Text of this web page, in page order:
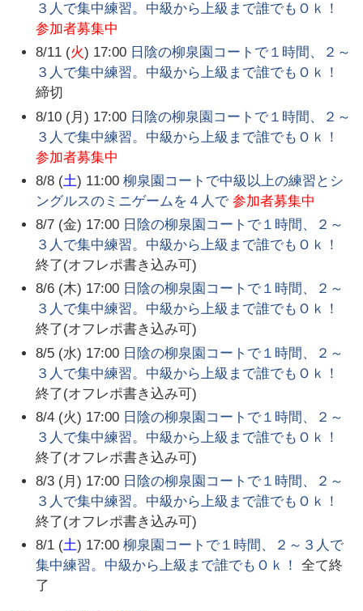
３人で集中練習。中級から上級まで誰でもＯｋ！
参加者募集中
8/11 (火) 17:00 日陰の柳泉園コートで１時間、２～
３人で集中練習。中級から上級まで誰でもＯｋ！
締切
8/10 (月) 17:00 日陰の柳泉園コートで１時間、２～
３人で集中練習。中級から上級まで誰でもＯｋ！
参加者募集中
8/8 (土) 11:00 柳泉園コートで中級以上の練習とシ
ングルスのミニゲームを４人で 参加者募集中
8/7 (金) 17:00 日陰の柳泉園コートで１時間、２～
３人で集中練習。中級から上級まで誰でもＯｋ！
終了(オフレポ書き込み可)
8/6 (木) 17:00 日陰の柳泉園コートで１時間、２～
３人で集中練習。中級から上級まで誰でもＯｋ！
終了(オフレポ書き込み可)
8/5 (水) 17:00 日陰の柳泉園コートで１時間、２～
３人で集中練習。中級から上級まで誰でもＯｋ！
終了(オフレポ書き込み可)
8/4 (火) 17:00 日陰の柳泉園コートで１時間、２～
３人で集中練習。中級から上級まで誰でもＯｋ！
終了(オフレポ書き込み可)
8/3 (月) 17:00 日陰の柳泉園コートで１時間、２～
３人で集中練習。中級から上級まで誰でもＯｋ！
終了(オフレポ書き込み可)
8/1 (土) 17:00 柳泉園コートで１時間、２～３人で
集中練習。中級から上級まで誰でもＯｋ！
全て終
了